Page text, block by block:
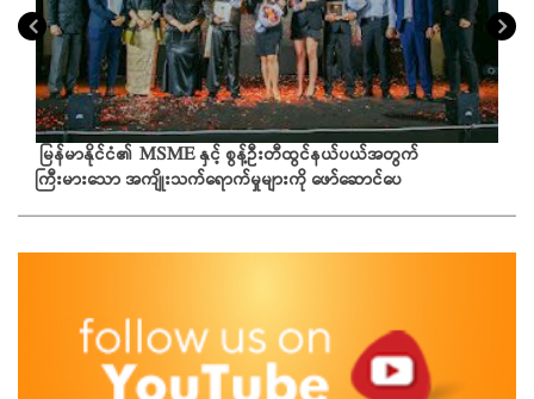
မြန်မာနိုင်ငံ၏ MSME နှင့် စွန့်ဦးတီထွင်နယ်ပယ်အတွက်
ကြီးမားသော အကျိုးသက်ရောက်မှုများကို ဖော်ဆောင်ပေ